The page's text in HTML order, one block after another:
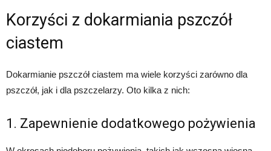
Korzyści z dokarmiania pszczół
ciastem
Dokarmianie pszczół ciastem ma wiele korzyści zarówno dla
pszczół, jak i dla pszczelarzy. Oto kilka z nich:
1. Zapewnienie dodatkowego pożywienia